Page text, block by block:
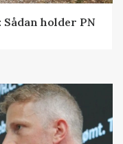
holder PN